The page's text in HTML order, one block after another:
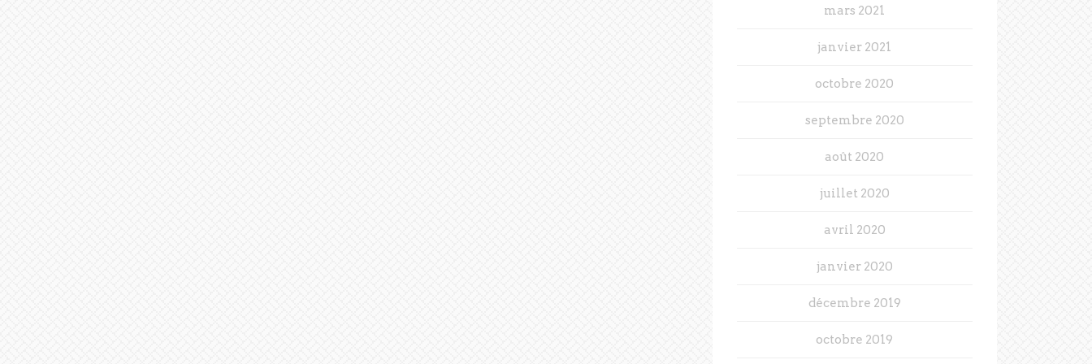
mars 2021
janvier 2021
octobre 2020
septembre 2020
août 2020
juillet 2020
avril 2020
janvier 2020
décembre 2019
octobre 2019